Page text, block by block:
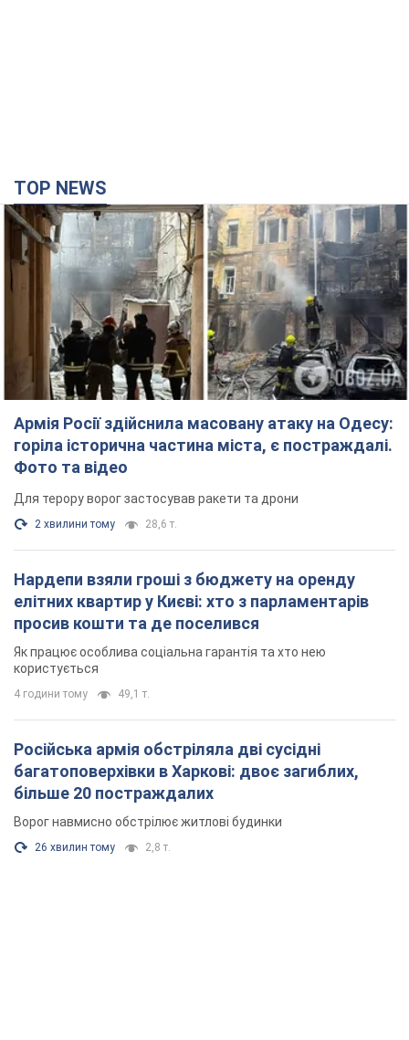
TOP NEWS
Армія Росії здійснила масовану атаку на Одесу:
горіла історична частина міста, є постраждалі.
Фото та відео
Для терору ворог застосував ракети та дрони
2 хвилини тому 28,6 т.
Нардепи взяли гроші з бюджету на оренду
елітних квартир у Києві: хто з парламентарів
просив кошти та де поселився
Як працює особлива соціальна гарантія та хто нею
користується
4 години тому 49,1 т.
Російська армія обстріляла дві сусідні
багатоповерхівки в Харкові: двоє загиблих,
більше 20 постраждалих
Ворог навмисно обстрілює житлові будинки
26 хвилин тому 2,8 т.